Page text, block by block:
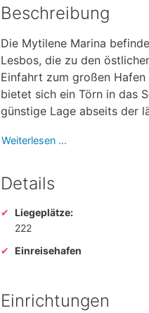
Beschreibung
Die Mytilene Marina
Lesbos, die zu den
Einfahrt zum großen
bietet sich ein Törn in das
günstige Lage abseits der
Weiterlesen ...
Details
Liegeplätze:
222
Einreisehafen
Einrichtungen